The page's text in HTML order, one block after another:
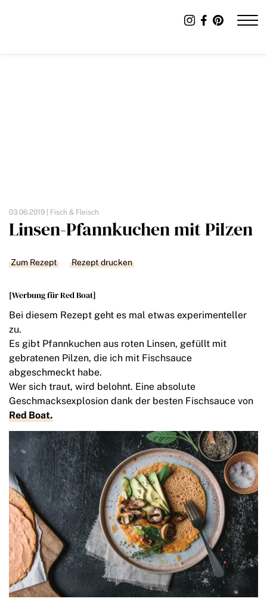
03.06.2019 | Fisch & Fleisch
Linsen-Pfannkuchen mit Pilzen
Zum Rezept Rezept drucken
[Werbung für Red Boat]
Bei diesem Rezept geht es mal etwas experimenteller
zu.
Es gibt Pfannkuchen aus roten Linsen, gefüllt mit
gebratenen Pilzen, die ich mit Fischsauce
abgeschmeckt habe.
Wer sich traut, wird belohnt. Eine absolute
Geschmacksexplosion dank der besten Fischsauce von
Red Boat.